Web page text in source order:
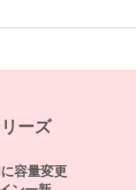
ーズ
容量変更